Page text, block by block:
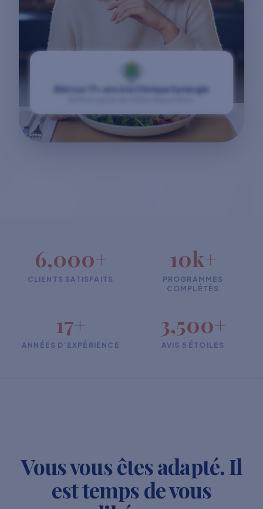
Bâti sur 17+ ans à la Clinique Synergie
6,000+
CLIENTS SATISFAITS
10k+
PROGRAMMES
COMPLÉTÉS
17+
ANNÉES D'EXPÉRIENCE
3,500+
AVIS 5 ÉTOILES
Vous vous êtes adapté. Il
est temps de vous